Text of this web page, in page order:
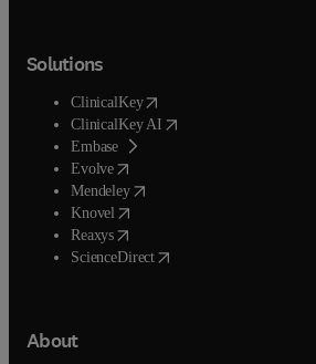
Solutions
ClinicalKey(opens in new tab/window
ClinicalKey AI opens in new tab/window
Embase( opens in new tab/window
Evolve(opens in new tab/window
Mendeley( opens in new tab/window
Knovel (opens in new tab/window
Reaxys(opens in new tab/window
ScienceDirect(opens in new tab/window
About